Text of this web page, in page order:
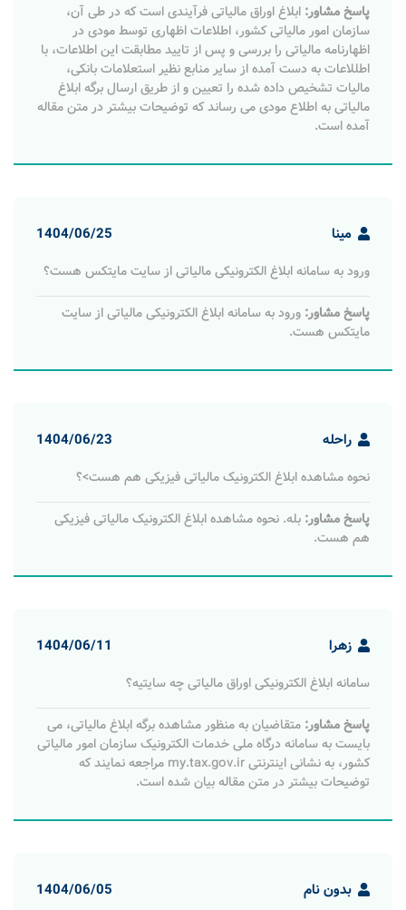
پاسخ مشاور: ابلاغ اوراق مالیاتی فرآیندی است که در طی آن،
سازمان امور مالیاتی کشور، اطلاعات اظهاری توسط مودی در
اظهارنامه مالیاتی را بررسی و پس از تایید مطابقت این اطلاعات، با
اطللاعات به دست آمده از سایر منابع نظیر استعلامات بانکی،
مالیات تشخیص داده شده را تعیین و از طریق ارسال برگه ابلاغ
مالیاتی به اطلاع مودی می رساند که توضیحات بیشتر در متن مقاله
آمده است.
مینا 1404/06/25
ورود به سامانه ابلاغ الکترونیکی مالیاتی از سایت مایتکس هست؟
پاسخ مشاور: ورود به سامانه ابلاغ الکترونیکی مالیاتی از سایت
مایتکس هست.
راحله 1404/06/23
نحوه مشاهده ابلاغ الکترونیک مالیاتی فیزیکی هم هست>؟
پاسخ مشاور: بله. نحوه مشاهده ابلاغ الکترونیک مالیاتی فیزیکی
هم هست.
زهرا 1404/06/11
سامانه ابلاغ الکترونیکی اوراق مالیاتی چه سایتیه؟
پاسخ مشاور: متقاضیان به منظور مشاهده برگه ابلاغ مالیاتی، می
بایست به سامانه درگاه ملی خدمات الکترونیک سازمان امور مالیاتی
کشور، به نشانی اینترنتی my.tax.gov.ir مراجعه نمایند که
توضیحات بیشتر در متن مقاله بیان شده است.
بدون نام 1404/06/05